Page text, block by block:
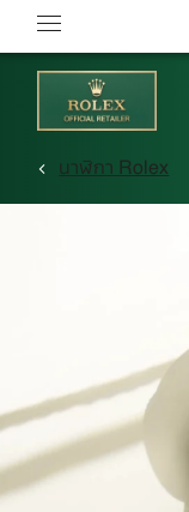
นาฬิกา Rolex